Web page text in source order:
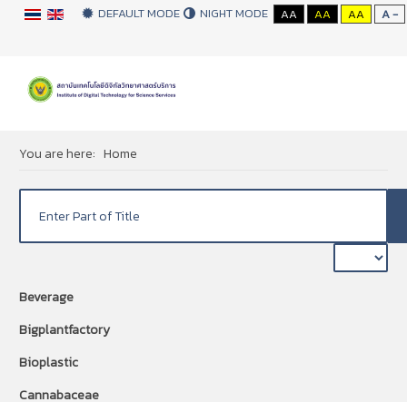
DEFAULT MODE NIGHT MODE AA AA AA A -
You are here: Home
Beverage
Bigplantfactory
Bioplastic
Cannabaceae